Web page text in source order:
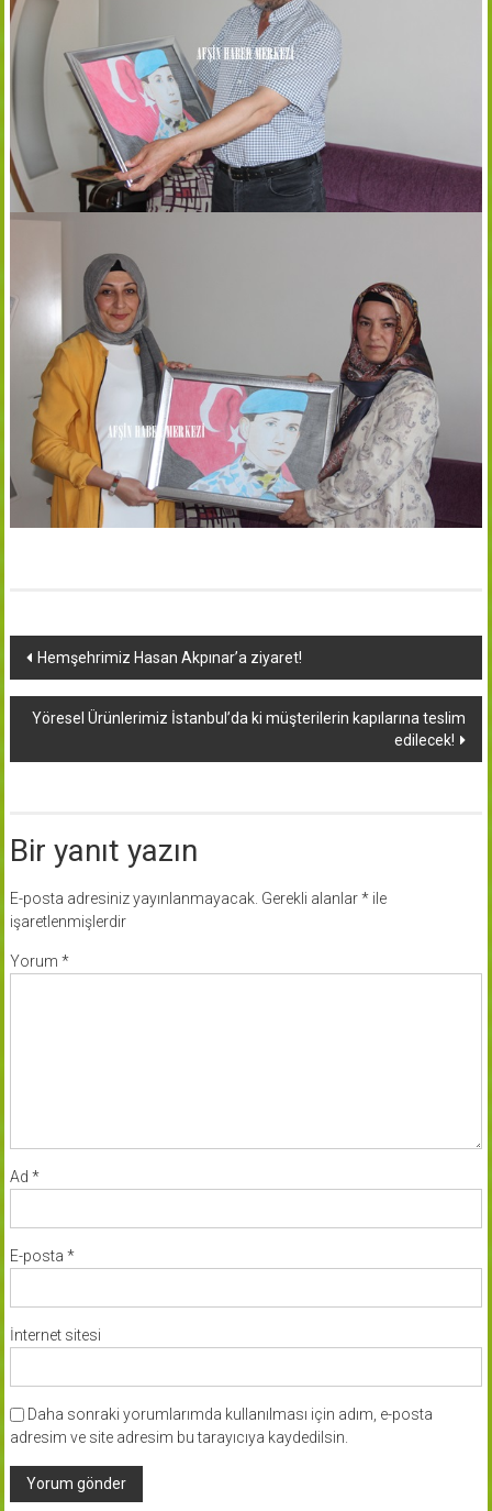
Yazı
dolaşımı
Hemşehrimiz Hasan Akpınar’a ziyaret!
Yöresel Ürünlerimiz İstanbul’da ki müşterilerin kapılarına teslim
edilecek!
Bir yanıt yazın
E-posta adresiniz yayınlanmayacak. Gerekli alanlar*ile
işaretlenmişlerdir
Yorum *
Ad *
E-posta *
İnternet sitesi
Daha sonraki yorumlarımda kullanılması için adım, e-posta
adresim ve site adresim bu tarayıcıya kaydedilsin.